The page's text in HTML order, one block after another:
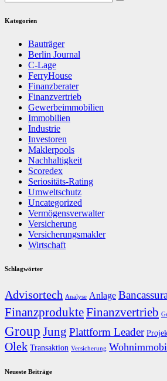
Kategorien
Bauträger
Berlin Journal
C-Lage
FerryHouse
Finanzberater
Finanzvertrieb
Gewerbeimmobilien
Immobilien
Industrie
Investoren
Maklerpools
Nachhaltigkeit
Scoredex
Seriositäts-Rating
Umweltschutz
Uncategorized
Vermögensverwalter
Versicherung
Versicherungsmakler
Wirtschaft
Schlagwörter
Advisortech Analyse Anlage
FinanzprodukteFinanzvertrieb
Group Jung Plattform Leader
Olek Transaktion Versicherung
Neueste Beiträge